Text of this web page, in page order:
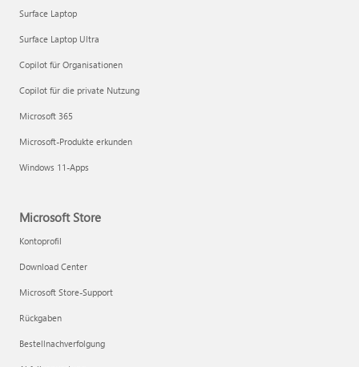
Surface Laptop
Surface Laptop Ultra
Copilot für Organisationen
Copilot für die private Nutzung
Microsoft 365
Microsoft-Produkte erkunden
Windows 11-Apps
Microsoft Store
Kontoprofil
Download Center
Microsoft Store-Support
Rückgaben
Bestellnachverfolgung